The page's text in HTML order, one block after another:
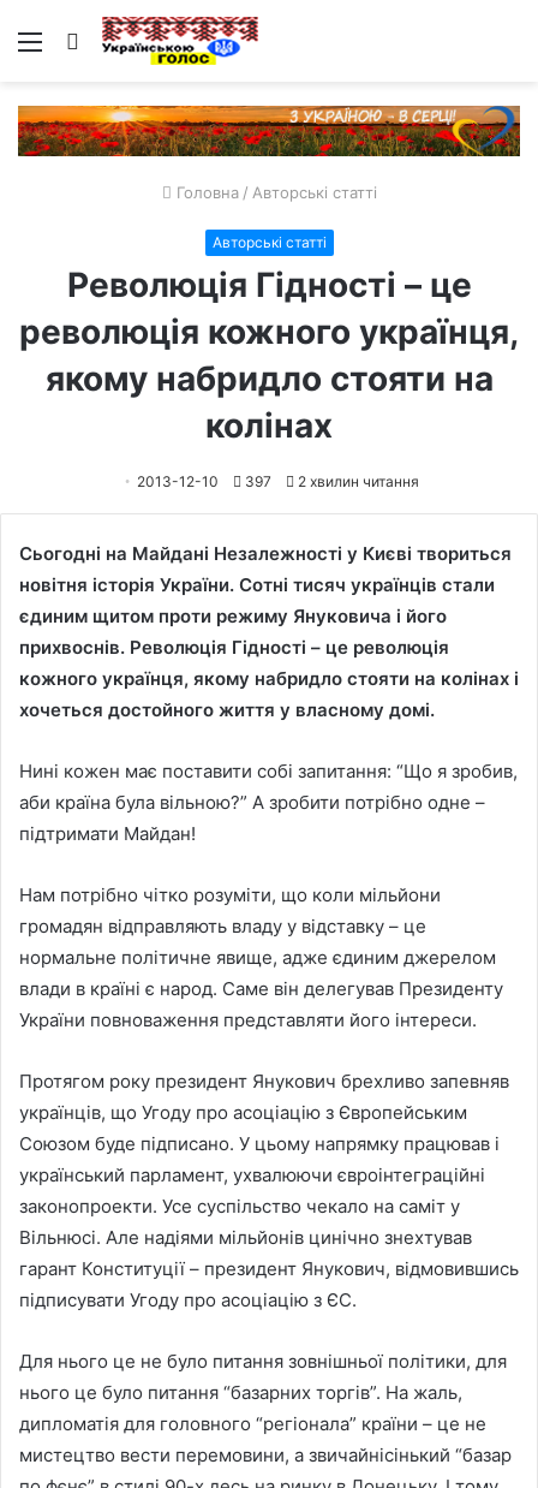
Меню Пошук
Головна / Авторські статті
Авторські статті
Революція Гідності – це
революція кожного українця,
якому набридло стояти на
колінах
2013-12-10 397 2 хвилин читання
Сьогодні на Майдані Незалежності у Києві твориться
новітня історія України. Сотні тисяч українців стали
єдиним щитом проти режиму Януковича і його
прихвоснів. Революція Гідності – це революція
кожного українця, якому набридло стояти на колінах і
хочеться достойного життя у власному домі.
Нині кожен має поставити собі запитання: “Що я зробив,
аби країна була вільною?” А зробити потрібно одне –
підтримати Майдан!
Нам потрібно чітко розуміти, що коли мільйони
громадян відправляють владу у відставку – це
нормальне політичне явище, адже єдиним джерелом
влади в країні є народ. Саме він делегував Президенту
України повноваження представляти його інтереси.
Протягом року президент Янукович брехливо запевняв
українців, що Угоду про асоціацію з Європейським
Союзом буде підписано. У цьому напрямку працював і
український парламент, ухвалюючи євроінтеграційні
законопроекти. Усе суспільство чекало на саміт у
Вільнюсі. Але надіями мільйонів цинічно знехтував
гарант Конституції – президент Янукович, відмовившись
підписувати Угоду про асоціацію з ЄС.
Для нього це не було питання зовнішньої політики, для
нього це було питання “базарних торгів”. На жаль,
дипломатія для головного “регіонала” країни – це не
мистецтво вести перемовини, а звичайнісінький “базар